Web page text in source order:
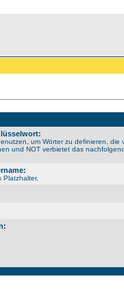
um Wörter zu definieren, die
und NOT verbietet das
Platzhalter.